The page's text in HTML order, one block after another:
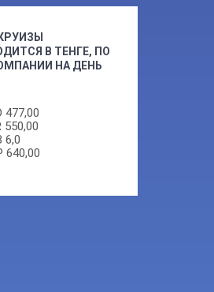
В ТЕНГЕ, ПО
НА ДЕНЬ
477,00
550,00
6,0
640,00